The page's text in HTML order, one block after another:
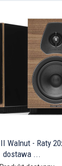
Walnut - Raty
dostawa ...